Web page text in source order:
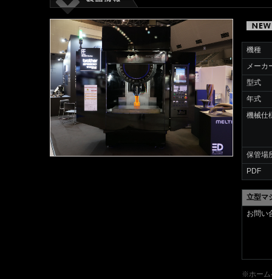
機種
メーカ
型式
年式
機械仕
保管場
PDF
立型マ
お問い
※ホーム